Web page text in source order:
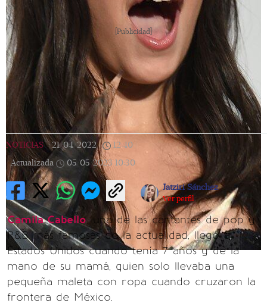
[Publicidad]
NOTICIAS | 21/04/2022 | 12:40
Actualizada
05/05/2023 10:30
Jatziri Sánchez
Ver perfil
Camila Cabello, una de las cantantes de pop y
R&B más famosas de la actualidad, llegó a
Estados Unidos cuando tenía 7 años y de la
mano de su mamá, quien solo llevaba una
pequeña maleta con ropa cuando cruzaron la
frontera de México.